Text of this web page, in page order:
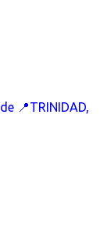
📍TRINIDAD,